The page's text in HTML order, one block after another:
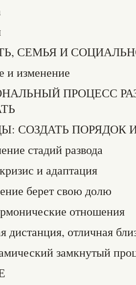
СЕМЬЯ И
и изменение
ПРОЦЕСС
СОЗДАТЬ ПОРЯДОК
стадий развода
и адаптация
берет свою долю
отношения
дистанция, отличная
замкнутый